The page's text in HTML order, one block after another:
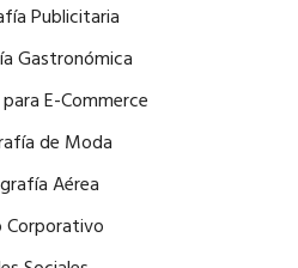
Publicitaria
Gastronómica
E-Commerce
de Moda
Aérea
Corporativo